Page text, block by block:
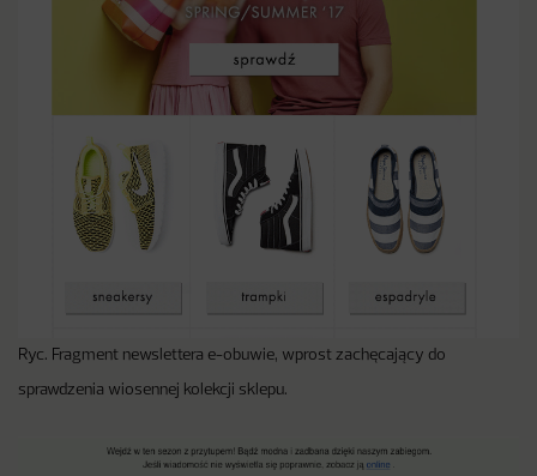
Ryc. Fragment newslettera e-obuwie, wprost zachęcający do
sprawdzenia wiosennej kolekcji sklepu.